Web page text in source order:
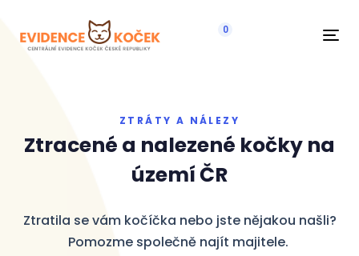
0
ZTRÁTY A NÁLEZY
Ztracené a nalezené kočky na
území ČR
Ztratila se vám kočíčka nebo jste nějakou našli?
Pomozme společně najít majitele.